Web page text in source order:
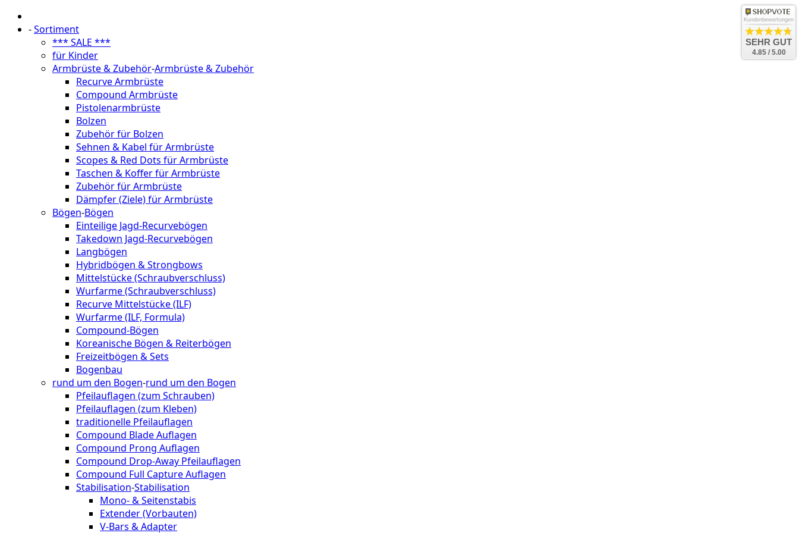
-Sortiment
*** SALE ***
für Kinder
Armbrüste & Zubehör-Armbrüste & Zubehör
Recurve Armbrüste
Compound Armbrüste
Pistolenarmbrüste
Bolzen
Zubehör für Bolzen
Sehnen & Kabel für Armbrüste
Scopes & Red Dots für Armbrüste
Taschen & Koffer für Armbrüste
Zubehör für Armbrüste
Dämpfer (Ziele) für Armbrüste
Bögen-Bögen
Einteilige Jagd-Recurvebögen
Takedown Jagd-Recurvebögen
Langbögen
Hybridbögen & Strongbows
Mittelstücke (Schraubverschluss)
Wurfarme (Schraubverschluss)
Recurve Mittelstücke (ILF)
Wurfarme (ILF, Formula)
Compound-Bögen
Koreanische Bögen & Reiterbögen
Freizeitbögen & Sets
Bogenbau
rund um den Bogen-rund um den Bogen
Pfeilauflagen (zum Schrauben)
Pfeilauflagen (zum Kleben)
traditionelle Pfeilauflagen
Compound Blade Auflagen
Compound Prong Auflagen
Compound Drop-Away Pfeilauflagen
Compound Full Capture Auflagen
Stabilisation-Stabilisation
Mono- & Seitenstabis
Extender (Vorbauten)
V-Bars & Adapter
Kundenbewertungen
SEHR GUT
4.85 / 5.00